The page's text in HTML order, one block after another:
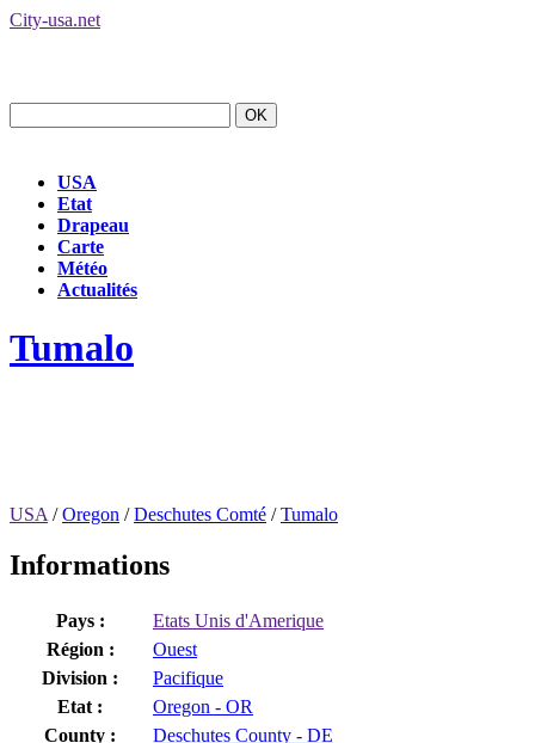
City-usa.net
USA
Etat
Drapeau
Carte
Météo
Actualités
Tumalo
USA /Oregon /Deschutes Comté /Tumalo
Informations
Pays :
Etats Unis d'Amerique
Région :
Ouest
Division :
Pacifique
Etat :
Oregon - OR
County :
Deschutes County - DE